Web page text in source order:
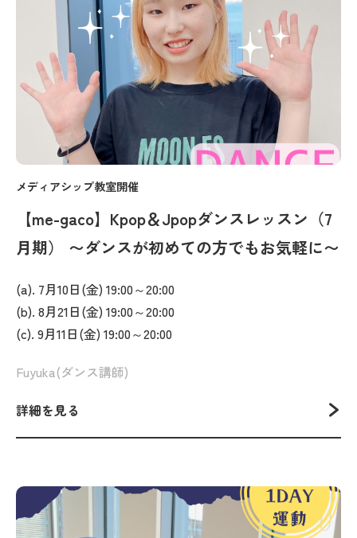
メディアシップ教室開催
【me-gaco】Kpop＆Jpopダンスレッスン（7
月期） 〜ダンスが初めての方でもお気軽に〜
(a). 7月10日(金) 19:00～20:00
(b). 8月21日(金) 19:00～20:00
(c). 9月11日(金) 19:00～20:00
Fuyuka(ダンス講師)
詳細を見る